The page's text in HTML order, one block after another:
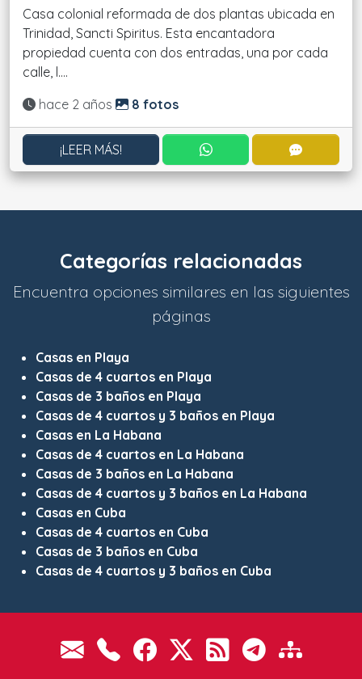
Casa colonial reformada de dos plantas ubicada en
Trinidad, Sancti Spiritus. Esta encantadora
propiedad cuenta con dos entradas, una por cada
calle, l....
Actualizado:
hace 2 años 8 fotos
¡LEER MÁS! CONTACTAR POR
Categorías relacionadas
Encuentra opciones similares en las siguientes
páginas
Casas en Playa
Casas de 4 cuartos en Playa
Casas de 3 baños en Playa
Casas de 4 cuartos y 3 baños en Playa
Casas en La Habana
Casas de 4 cuartos en La Habana
Casas de 3 baños en La Habana
Casas de 4 cuartos y 3 baños en La Habana
Casas en Cuba
Casas de 4 cuartos en Cuba
Casas de 3 baños en Cuba
Casas de 4 cuartos y 3 baños en Cuba